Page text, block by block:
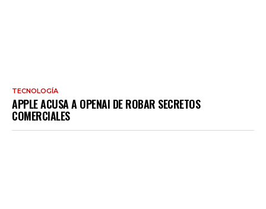
TECNOLOGÍA
APPLE ACUSA A OPENAI DE ROBAR SECRETOS
COMERCIALES